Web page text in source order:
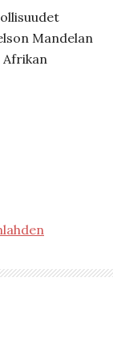
Mandelan
Afrikan